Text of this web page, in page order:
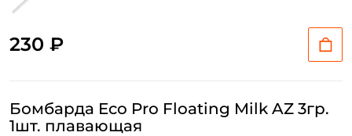
230 ₽
Бомбарда Eco Pro Floating Milk AZ 3гр.
1шт. плавающая